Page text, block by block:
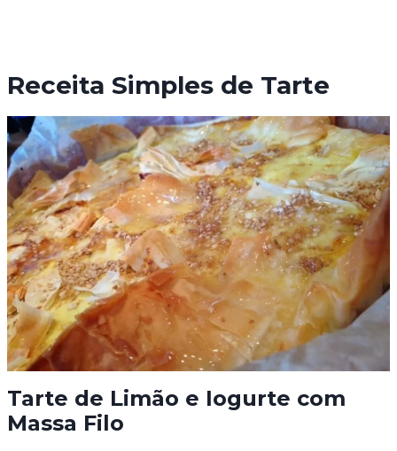
Receita Simples de Tarte
Tarte de Limão e Iogurte com
Massa Filo